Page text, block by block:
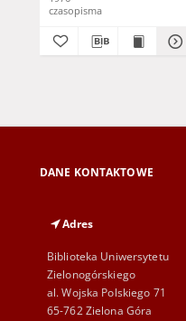
Wyd. A
czasopisma
DANE KONTAKTOWE
Adres
Biblioteka Uniwersytetu
Zielonogórskiego
al. Wojska Polskiego 71
65-762 Zielona Góra